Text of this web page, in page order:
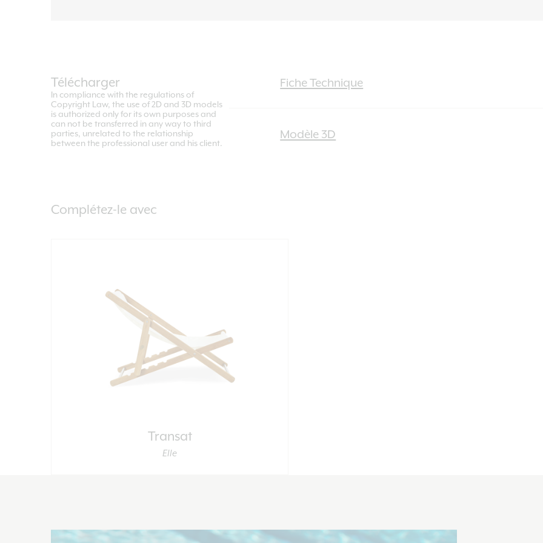
Télécharger
In compliance with the regulations of
Copyright Law, the use of 2D and 3D models
is authorized only for its own purposes and
can not be transferred in any way to third
parties, unrelated to the relationship
between the professional user and his client.
Fiche Technique
Modèle 3D
Complétez-le avec
Transat
Elle